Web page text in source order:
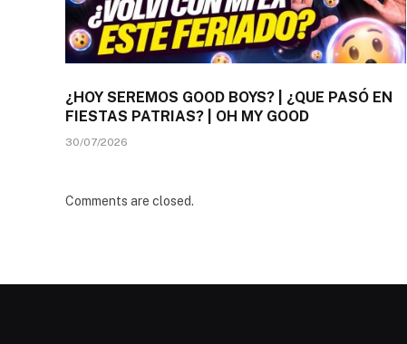
¿HOY SEREMOS GOOD BOYS? | ¿QUE PASÓ EN
FIESTAS PATRIAS? | OH MY GOOD
30/07/2026
Comments are closed.